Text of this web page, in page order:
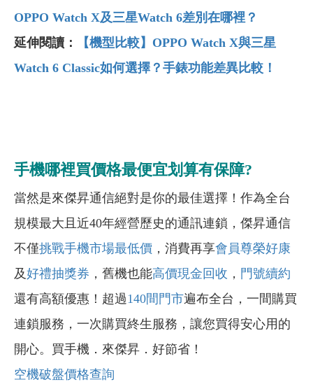
OPPO Watch X及三星Watch 6差別在哪裡？
延伸閱讀：
【機型比較】OPPO Watch X與三星
Watch 6 Classic如何選擇？手錶功能差異比較！
手機哪裡買價格最便宜划算有保障?
當然是來傑昇通信絕對是你的最佳選擇！作為全台
規模最大且近40年經營歷史的通訊連鎖，傑昇通信
不僅挑戰手機市場最低價 ，消費再享會員尊榮好康
及好禮抽獎券 ，舊機也能高價現金回收 ， 門號續約
還有高額優惠！超過140間門市遍布全台，一間購買
連鎖服務，一次購買終生服務，讓您買得安心用的
開心。買手機．來傑昇．好節省！
空機破盤價格查詢